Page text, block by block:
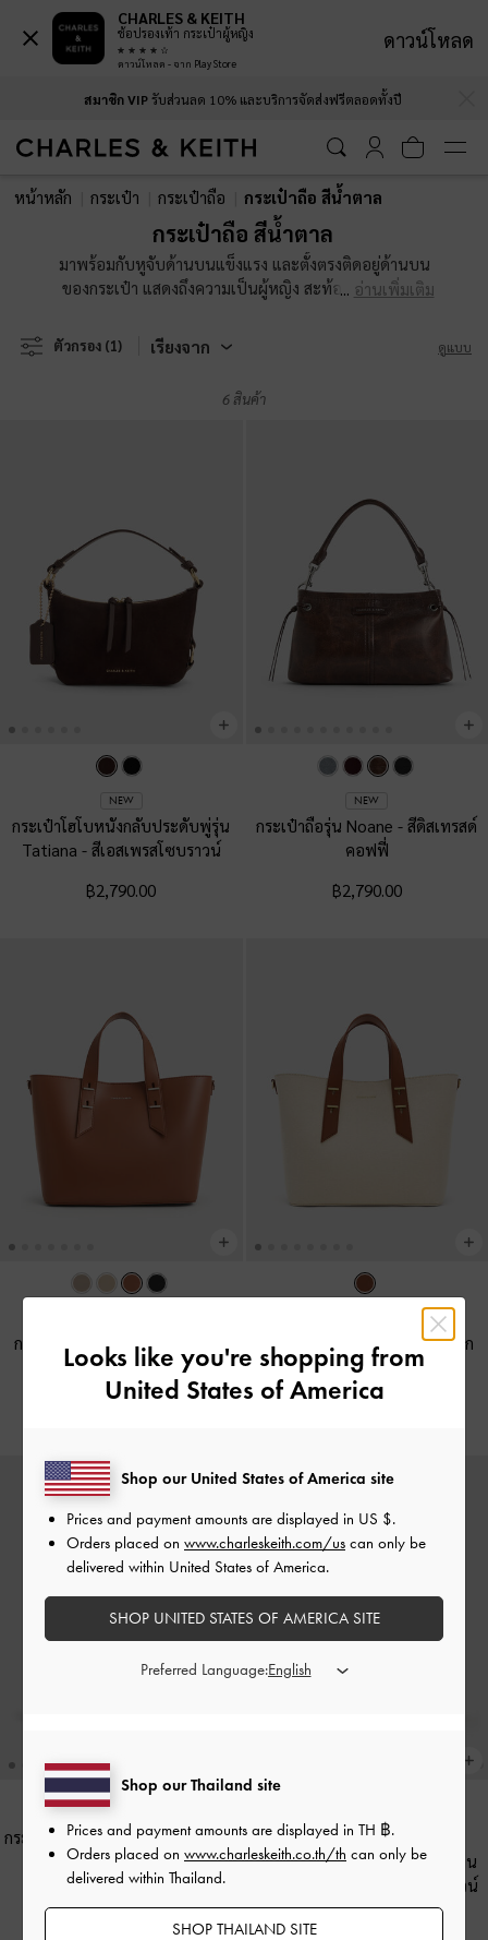
สมาชิก VIPรับส่วนลด 10% และบริการจัดส่งฟรีตลอดทั้งปี
สมาชิก VIP รับส่วนลด 10% และบริการจัดส่งฟรีตลอดทั้งปี
หน้าหลัก กระเป๋า กระเป๋าถือ กระเป๋าถือ สีน้ำตาล
กระเป๋าถือ สีน้ำตาล
มาพร้อมกับหูจับด้านบนแข็งแรง และตั้งตรงติดอยู่ด้านบน
ของกระเป๋า แสดงถึงความเป็นผู้หญิง สะท้อนถึงความทัน
รูปทรง และขนาด ตั้งแต่ทรงสี่เหลี่ยมผืนผ้าคลาสสิคไปจนถึง
ทรงครึ่งวงกลมร่วมสมัย นอกจากนี้ คุณยังจะพบกับหูจับ
ฟองน้ำ และผูกปมเพื่อให้ดูน่าสนใจอีกด้วย
อ่านเพิ่มเติม
ตัวกรอง (1) เรียงจาก ดูแบบ
6 สินค้า
NEW
กระเป๋าโฮโบหนังกลับประดับพู่รุ่น
Tatiana - สีเอสเพรสโซบราวน์
฿2,790.00
NEW
กระเป๋าถือรุ่น Noane-สีดิสเทรสด์
คอฟฟี่
฿2,790.00
กระเป๋าโท้ทรุ่น Shania
แลต
กระเป๋าโท้ทรุ่น Shania
สีช็อคโก
แลต
กระเป๋าถือทรงยาวรุ่น Lilibet-สีเอส
เพรสโซบราวน์
NEW
กระเป๋าถือหนังกลับพร้อมช่องด้าน
สีเอสเพรสโซบราวน์
CHARLES & KEITH
ช้อปรองเท้า กระเป๋าผู้หญิง
ดาวน์โหลด - จาก Play Store
ดาวน์โหลด
Looks like you're shopping from
United States of America
Shop our Thailand site
Prices and payment amounts are displayed in TH ฿.
Orders placed on www.charleskeith.co.th/th can only be
delivered within Thailand.
SHOP THAILAND SITE
Shop our United States of America site
Prices and payment amounts are displayed in US $.
Orders placed on www.charleskeith.com/us can only be
delivered within United States of America.
SHOP UNITED STATES OF AMERICA SITE
Preferred Language: